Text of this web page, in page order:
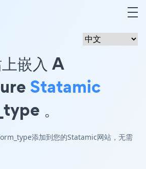
嵌入 A
Statamic
。
添加到您的Statamic网站，无需